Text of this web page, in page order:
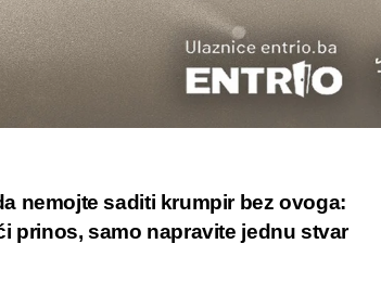
nemojte saditi krumpir bez ovoga:
prinos, samo napravite jednu stvar